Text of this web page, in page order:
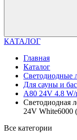
КАТАЛОГ
Главная
Каталог
Светодиодные
Для сауны и
A80 24V 4.8 W/
Светодиодная
24V White6000
Все категории